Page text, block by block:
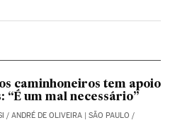
caminhoneiros tem apoio
“É um mal necessário”
/ ANDRÉ DE OLIVEIRA | SÃO PAULO /